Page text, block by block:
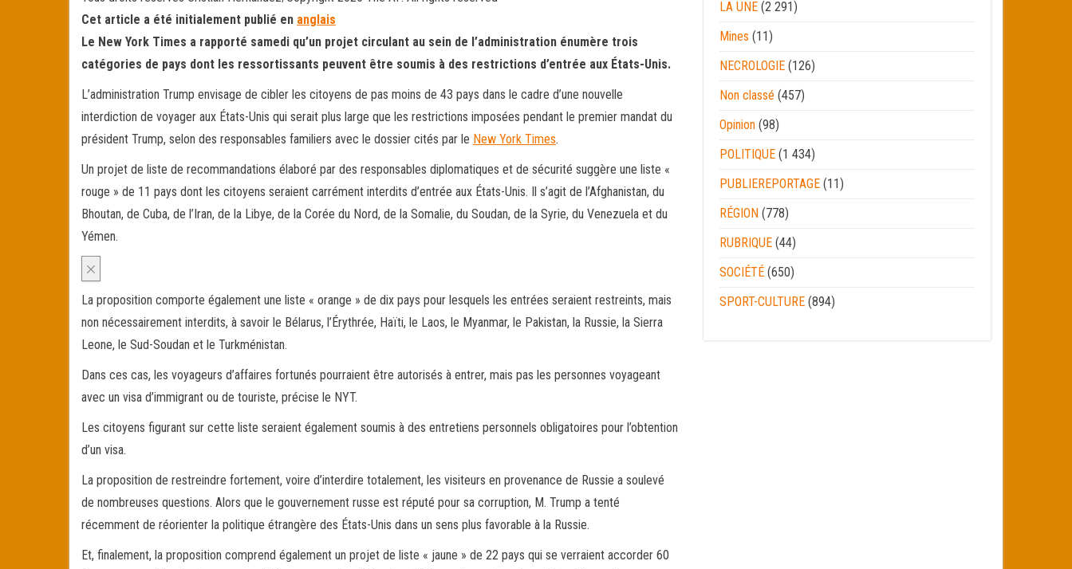
Cet article a été initialement publié en anglais
Le New York Times a rapporté samedi qu’un projet circulant au sein de l’administration énumère trois
catégories de pays dont les ressortissants peuvent être soumis à des restrictions d’entrée aux États-Unis.
L’administration Trump envisage de cibler les citoyens de pas moins de 43 pays dans le cadre d’une nouvelle
interdiction de voyager aux États-Unis qui serait plus large que les restrictions imposées pendant le premier mandat du
président Trump, selon des responsables familiers avec le dossier cités par le New York Times.
Un projet de liste de recommandations élaboré par des responsables diplomatiques et de sécurité suggère une liste «
rouge » de 11 pays dont les citoyens seraient carrément interdits d’entrée aux États-Unis. Il s’agit de l’Afghanistan, du
Bhoutan, de Cuba, de l’Iran, de la Libye, de la Corée du Nord, de la Somalie, du Soudan, de la Syrie, du Venezuela et du
Yémen.
La proposition comporte également une liste « orange » de dix pays pour lesquels les entrées seraient restreints, mais
non nécessairement interdits, à savoir le Bélarus, l’Érythrée, Haïti, le Laos, le Myanmar, le Pakistan, la Russie, la Sierra
Leone, le Sud-Soudan et le Turkménistan.
Dans ces cas, les voyageurs d’affaires fortunés pourraient être autorisés à entrer, mais pas les personnes voyageant
avec un visa d’immigrant ou de touriste, précise le NYT.
Les citoyens figurant sur cette liste seraient également soumis à des entretiens personnels obligatoires pour l’obtention
d’un visa.
La proposition de restreindre fortement, voire d’interdire totalement, les visiteurs en provenance de Russie a soulevé
de nombreuses questions. Alors que le gouvernement russe est réputé pour sa corruption, M. Trump a tenté
récemment de réorienter la politique étrangère des États-Unis dans un sens plus favorable à la Russie.
Et, finalement, la proposition comprend également un projet de liste « jaune » de 22 pays qui se verraient accorder 60
LA UNE (2 291)
Mines (11)
NECROLOGIE (126)
Non classé (457)
Opinion (98)
POLITIQUE (1 434)
PUBLIEREPORTAGE (11)
RÉGION (778)
RUBRIQUE (44)
SOCIÉTÉ (650)
SPORT-CULTURE (894)